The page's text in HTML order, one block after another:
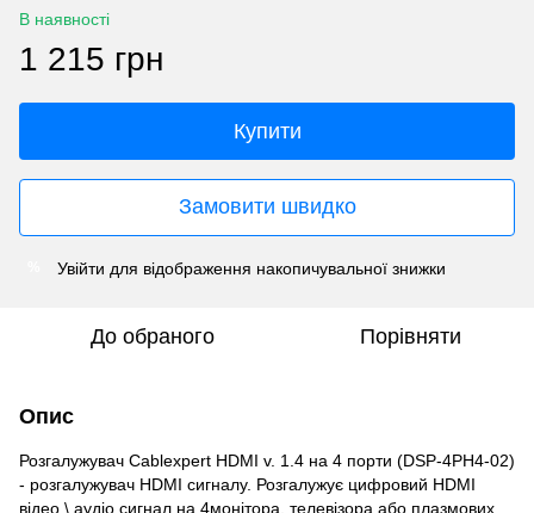
В наявності
1 215 грн
Купити
Замовити швидко
Увійти для відображення накопичувальної знижки
До обраного Порівняти
Опис
Розгалужувач Cablexpert HDMI v. 1.4 на 4 порти (DSP-4PH4-02)
- розгалужувач HDMI сигналу. Розгалужує цифровий HDMI
відео \ аудіо сигнал на 4монітора, телевізора або плазмових